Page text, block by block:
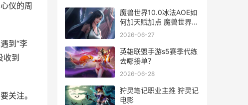
仪的周
到“李
到
关注。
魔兽世界10.0冰法AOE如
何加天赋加点 魔兽世界冰
dkwa
2026-06-27
英雄联盟手游s5赛季代练
去哪接单？
2026-06-28
狩灵笔记职业主推 狩灵记
电影